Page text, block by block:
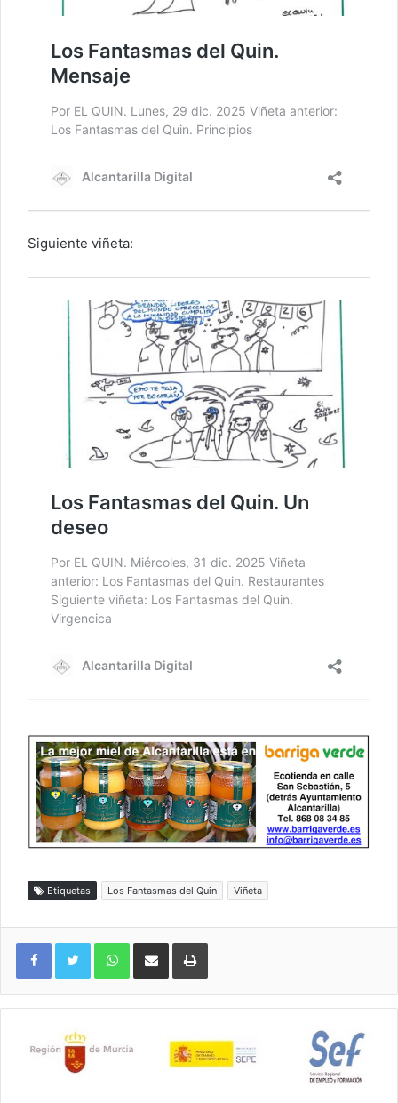
Siguiente viñeta:
Etiquetas Los Fantasmas del Quin Viñeta
WhatsAppCompartir por correo electrónicoImprimir